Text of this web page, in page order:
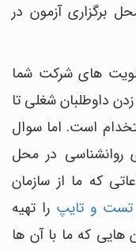
برگزاری آزمون در
های شرکت شما
داوطلبان شغلی تا
است. اما سوال
روانشناسی در محل
که ما از سازمان
تست و تایپ را تهیه
درصد سازمان هایی که ما با آن ها